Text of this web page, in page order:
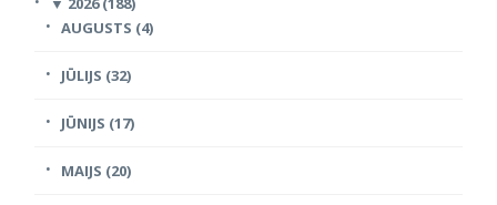
AUGUSTS (4)
JŪLIJS (32)
JŪNIJS (17)
MAIJS (20)